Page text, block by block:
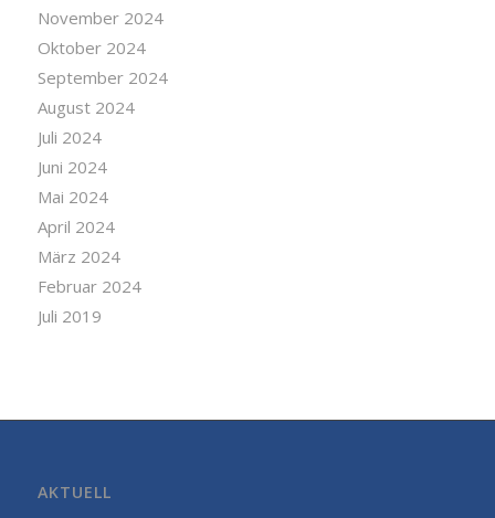
November 2024
Oktober 2024
September 2024
August 2024
Juli 2024
Juni 2024
Mai 2024
April 2024
März 2024
Februar 2024
Juli 2019
AKTUELL